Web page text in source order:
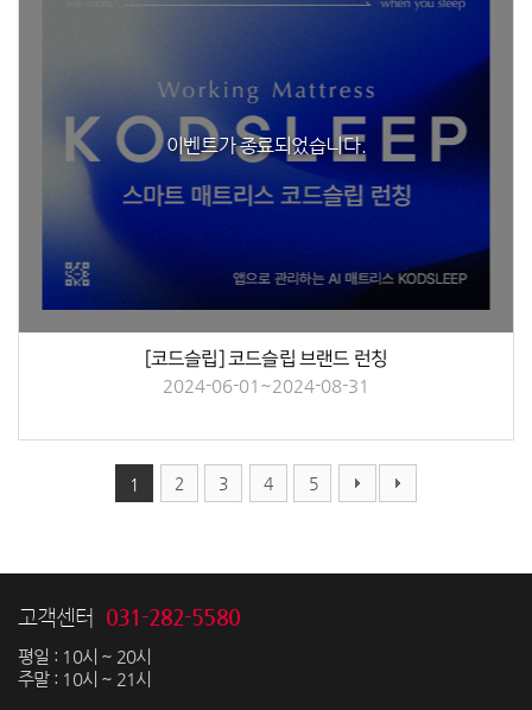
이벤트가 종료되었습니다.
[코드슬립] 코드슬립 브랜드 런칭
2024-06-01~2024-08-31
1 2 3 4 5
고객센터 031-282-5580
평일 : 10시 ~ 20시
주말 : 10시 ~ 21시